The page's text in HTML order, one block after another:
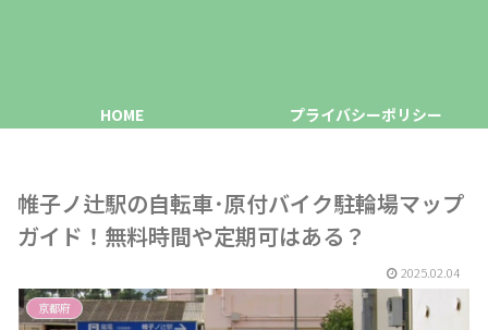
HOME プライバシーポリシー
帷子ノ辻駅の自転車･原付バイク駐輪場マップ
ガイド！無料時間や定期可はある？
2025.02.04
京都府